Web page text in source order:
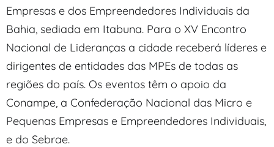
Empresas e dos Empreendedores Individuais da
Bahia, sediada em Itabuna. Para o XV Encontro
Nacional de Lideranças a cidade receberá líderes e
dirigentes de entidades das MPEs de todas as
regiões do país. Os eventos têm o apoio da
Conampe, a Confederação Nacional das Micro e
Pequenas Empresas e Empreendedores Individuais,
e do Sebrae.